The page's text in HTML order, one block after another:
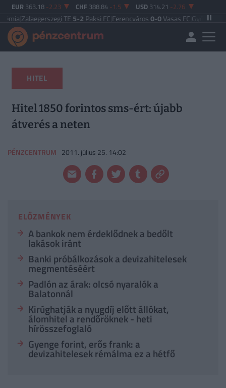
EUR 363.18 -2.23 CHF 388.84 -1.5 USD 314.21 -2.76
TE5-2Paksi FC|Ferencváros0-0Vasas FC|Győri ETO FC 4-0
HITEL
Hitel 1850 forintos sms-ért: újabb
átverés a neten
PÉNZCENTRUM 2011. július 25. 14:02
ELŐZMÉNYEK
A bankok nem érdeklődnek a bedőlt
lakások iránt
Banki próbálkozások a devizahitelesek
megmentéséért
Padlón az árak: olcsó nyaralók a
Balatonnál
Kirúghatják a nyugdíj előtt állókat,
álomhitel a rendőröknek - heti
hírösszefoglaló
Gyenge forint, erős frank: a
devizahitelesek rémálma ez a hétfő